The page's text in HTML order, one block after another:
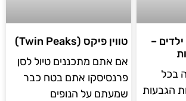
–
בכל
הגבעות
טווין פיקס (Twin Peaks)
אם אתם מתכננים טיול לסן
פרנסיסקו אתם בטח כבר
שמעתם על הנופים